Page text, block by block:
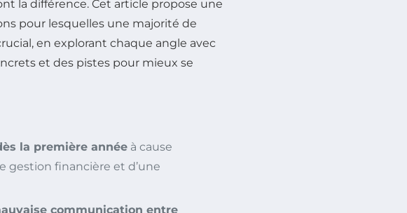
la différence. Cet article propose une
pour lesquelles une majorité de
en explorant chaque angle avec
et des pistes pour mieux se
la première année à cause
gestion financière et d’une
communication entre